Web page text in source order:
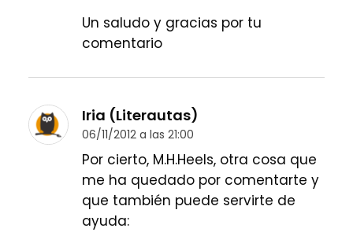
Un saludo y gracias por tu
comentario
Iria (Literautas)
06/11/2012 a las 21:00
Por cierto, M.H.Heels, otra cosa que
me ha quedado por comentarte y
que también puede servirte de
ayuda: